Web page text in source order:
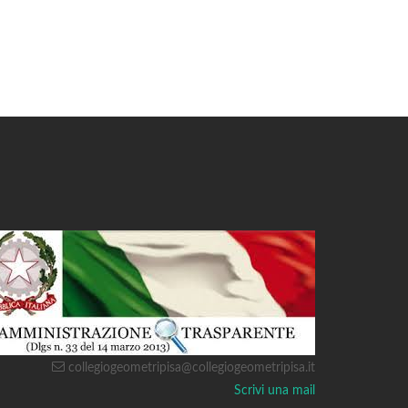
collegiogeometripisa@collegiogeometripisa.it
Scrivi una mail